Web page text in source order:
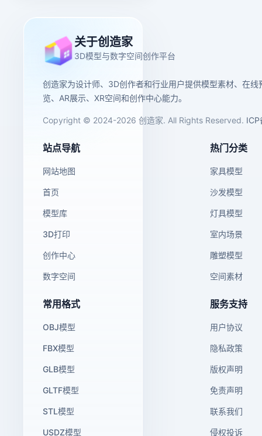
关于创造家
3D模型与数字空间创作平台
创造家为设计师、3D创作者和行业用户提供模型素材、在线
览、AR展示、XR空间和创作中心能力。
Copyright © 2024-2026 创造家. All Rights Reserved. ICP
站点导航
网站地图
首页
模型库
3D打印
创作中心
数字空间
热门分类
家具模型
沙发模型
灯具模型
室内场景
雕塑模型
空间素材
常用格式
OBJ模型
FBX模型
GLB模型
GLTF模型
STL模型
USDZ模型
服务支持
用户协议
隐私政策
版权声明
免责声明
联系我们
侵权投诉